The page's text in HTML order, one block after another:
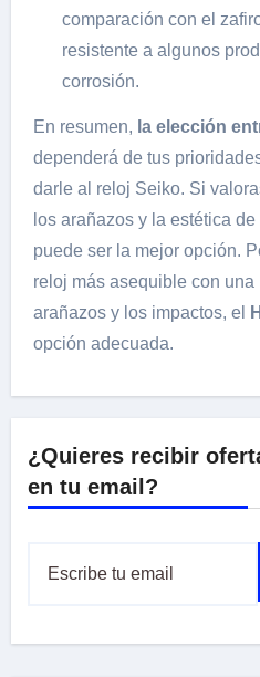
comparación con el
resistente a algunos
corrosión.
En resumen, la elección
dependerá de tus
darle al reloj Seiko. Si
los arañazos y la estética de
puede ser la mejor opción.
reloj más asequible con
arañazos y los impactos, el
opción adecuada.
¿Quieres recibir
en tu email?